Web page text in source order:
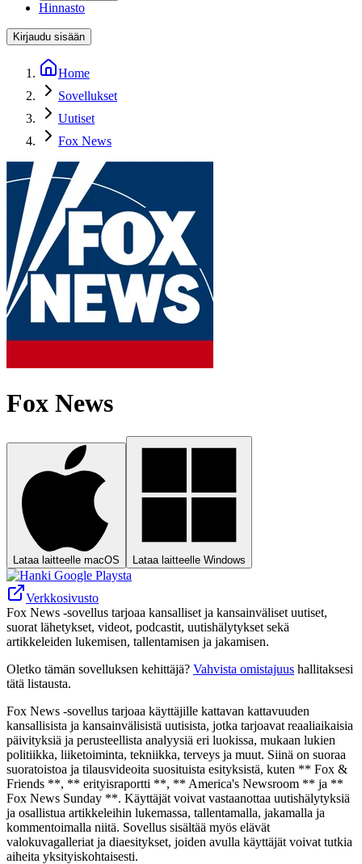
Hinnasto
Kirjaudu sisään
Home
Sovellukset
Uutiset
Fox News
Fox News
Lataa laitteelle macOS Lataa laitteelle Windows
Verkkosivusto
Fox News -sovellus tarjoaa kansalliset ja kansainväliset uutiset,
suorat lähetykset, videot, podcastit, uutishälytykset sekä
artikkeleiden lukemisen, tallentamisen ja jakamisen.
Oletko tämän sovelluksen kehittäjä? Vahvista omistajuus hallitaksesi
tätä listausta.
Fox News -sovellus tarjoaa käyttäjille kattavan kattavuuden
kansallisista ja kansainvälisistä uutisista, jotka tarjoavat reaaliaikaisia
​​päivityksiä ja perusteellista analyysiä eri luokissa, mukaan lukien
politiikka, liiketoiminta, tekniikka, terveys ja muut. Siinä on suoraa
suoratoistoa ja tilausvideoita suosituista esityksistä, kuten ** Fox &
Friends **, ** erityisraportti **, ** America's Newsroom ** ja **
Fox News Sunday **. Käyttäjät voivat vastaanottaa uutishälytyksiä
ja osallistua artikkeleihin lukemassa, tallentamalla, jakamalla ja
kommentoimalla niitä. Sovellus sisältää myös elävät
valokuvagalleriat ja diaesitykset, joiden avulla käyttäjät voivat tutkia
aiheita yksityiskohtaisesti.